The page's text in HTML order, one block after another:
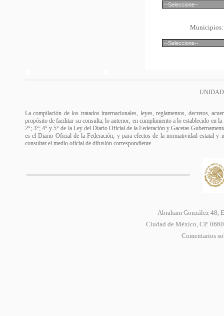
Municipios:
UNIDAD
La compilación de los tratados internacionales, leyes, reglamentos, decretos,
propósito de facilitar su consulta; lo anterior, en cumplimiento a lo establecido en
2°; 3°; 4° y 5° de la Ley del Diario Oficial de la Federación y Gacetas
es el Diario Oficial de la Federación; y para efectos de la normatividad estatal
consultar el medio oficial de difusión correspondiente.
Abraham González 48,
Ciudad de México, CP.
Comentarios